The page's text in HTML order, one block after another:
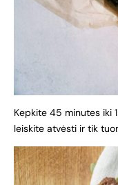
Kepkite 45 minutes iki
leiskite atvėsti ir tik